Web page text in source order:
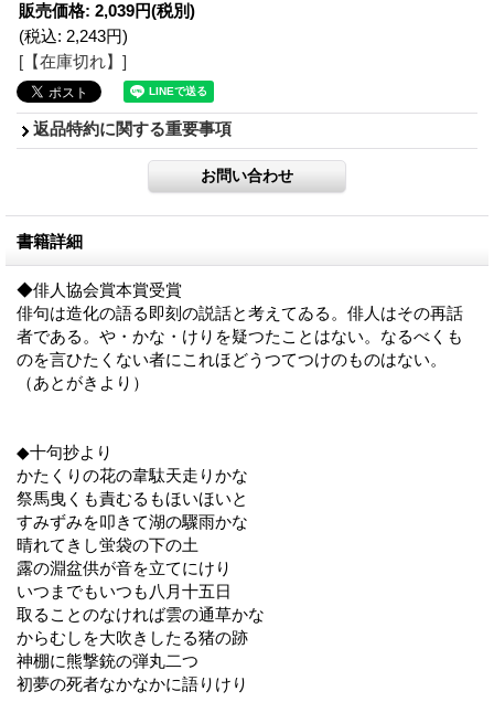
販売価格: 2,039円(税別)
(税込: 2,243円)
[【在庫切れ】]
返品特約に関する重要事項
書籍詳細
◆俳人協会賞本賞受賞
俳句は造化の語る即刻の説話と考えてゐる。俳人はその再話
者である。や・かな・けりを疑つたことはない。なるべくも
のを言ひたくない者にこれほどうつてつけのものはない。
（あとがきより）
◆十句抄より
かたくりの花の韋駄天走りかな
祭馬曳くも責むるもほいほいと
すみずみを叩きて湖の驟雨かな
晴れてきし蛍袋の下の土
露の淵盆供が音を立てにけり
いつまでもいつも八月十五日
取ることのなければ雲の通草かな
からむしを大吹きしたる猪の跡
神棚に熊撃銃の弾丸二つ
初夢の死者なかなかに語りけり